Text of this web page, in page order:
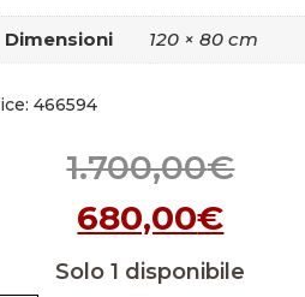
Dimensioni 120 × 80 cm
466594
1.700,00€
680,00€
Solo 1 disponibile